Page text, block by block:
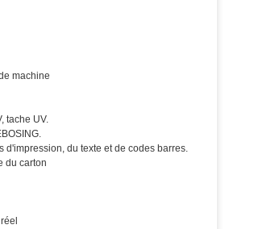
machine
tache UV.
d'impression, du texte et de codes barres.
du carton